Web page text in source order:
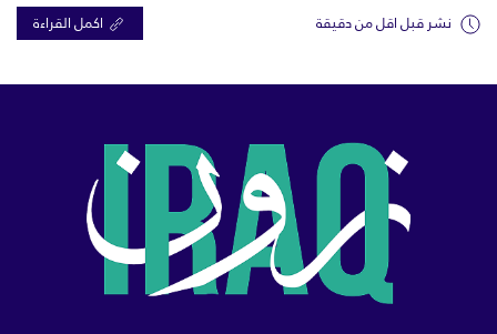
نشر قبل اقل من دقيقة اكمل القراءة